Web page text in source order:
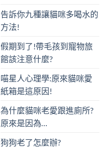
告訴你九種讓貓咪多喝水的
方法!
假期到了!帶毛孩到寵物旅
館該注意什麼?
喵星人心理學:原來貓咪愛
紙箱是這原因!
為什麼貓咪老愛跟進廁所?
原來是因為…
狗狗老了怎麼辦?